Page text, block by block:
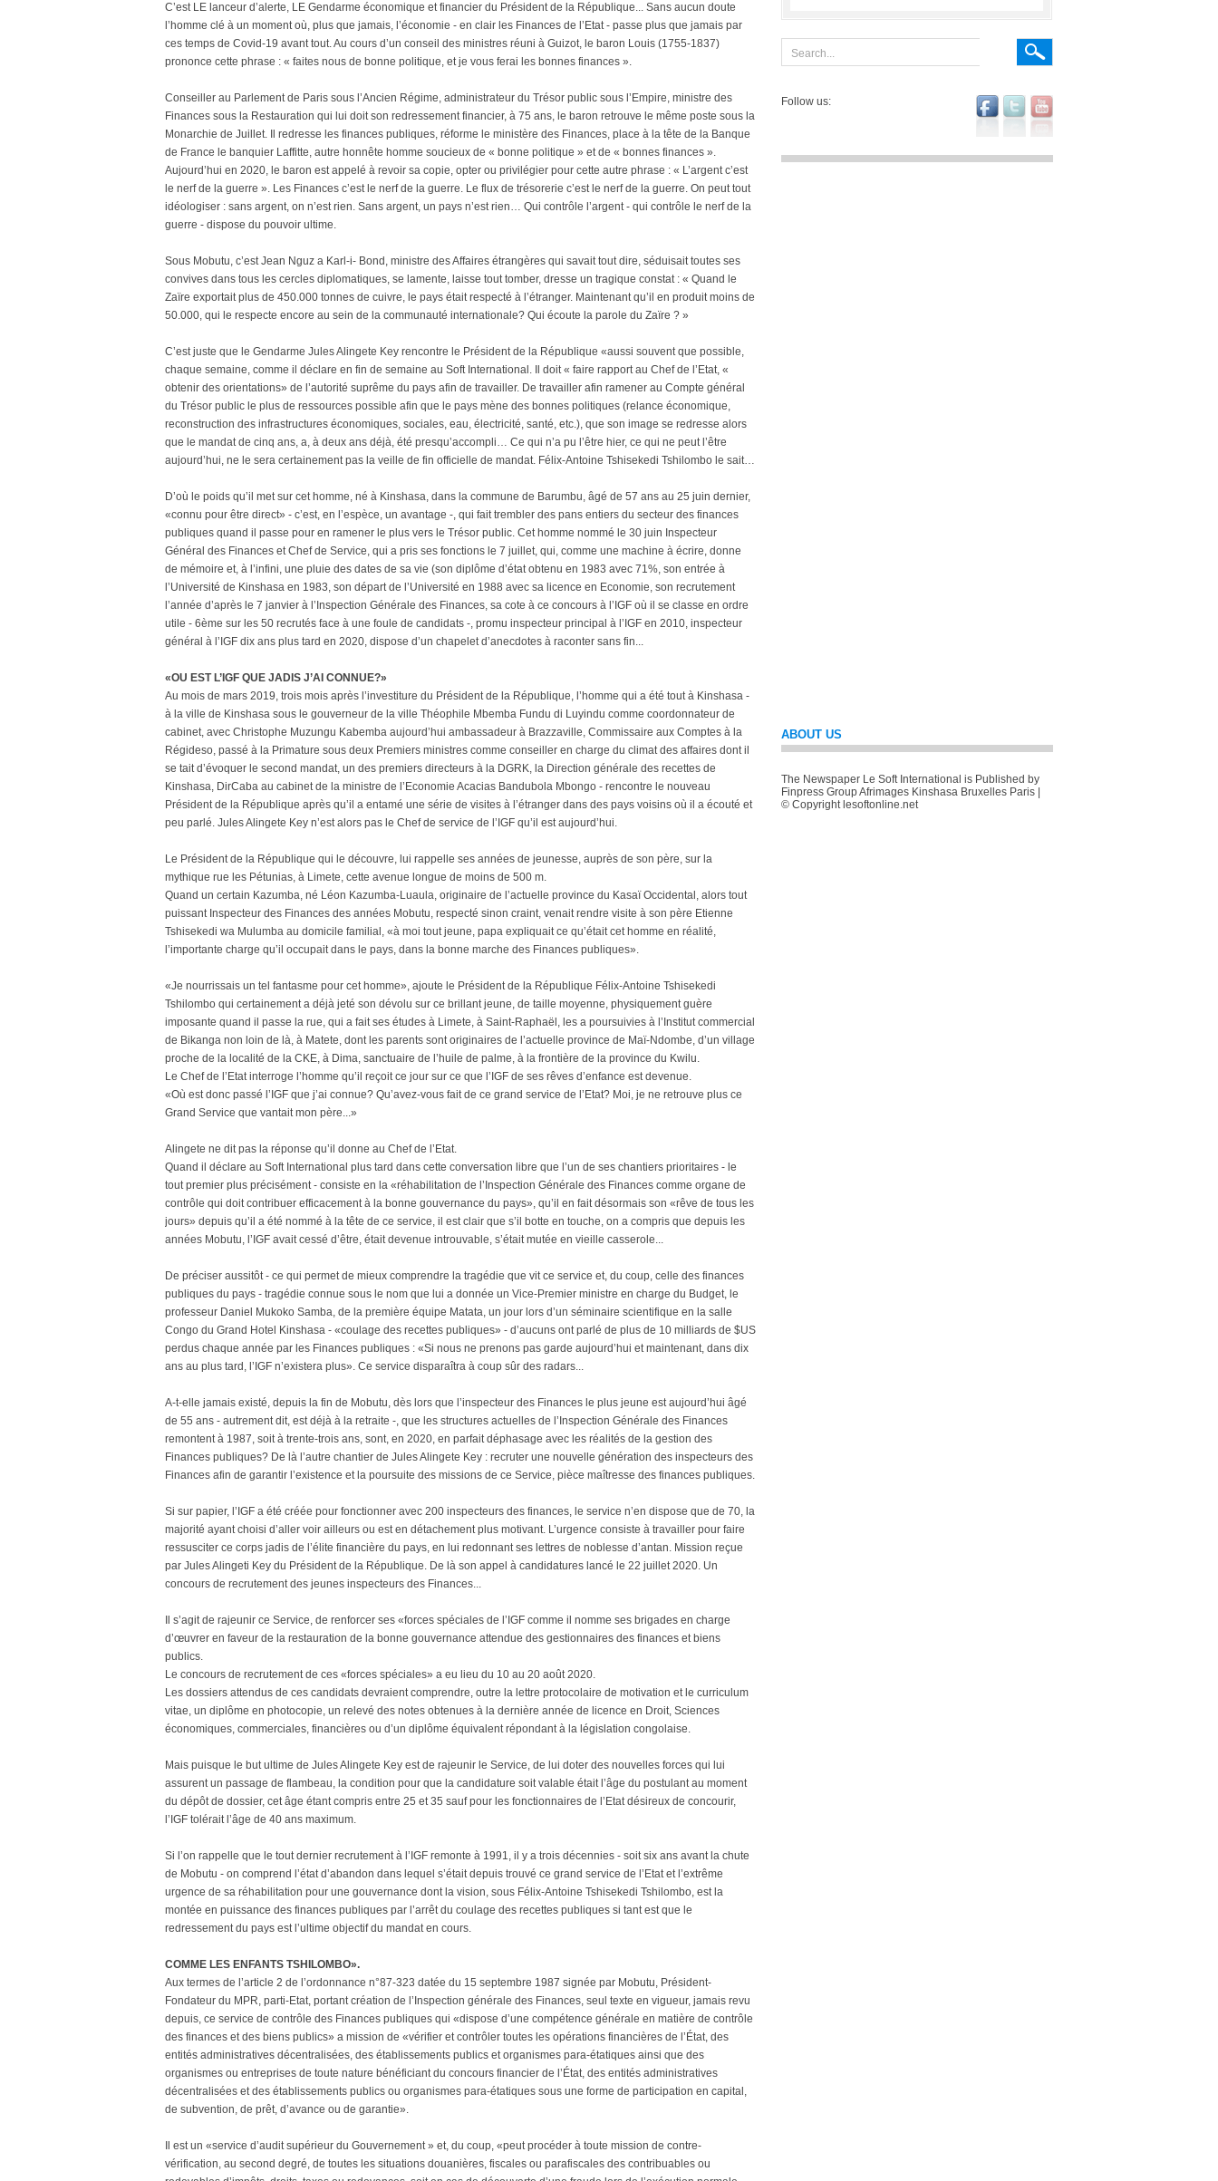
C’est LE lanceur d’alerte, LE Gendarme économique et financier du Président de la République... Sans aucun doute
l’homme clé à un moment où, plus que jamais, l’économie - en clair les Finances de l’Etat - passe plus que jamais par
ces temps de Covid-19 avant tout. Au cours d’un conseil des ministres réuni à Guizot, le baron Louis (1755-1837)
prononce cette phrase : « faites nous de bonne politique, et je vous ferai les bonnes finances ».
Conseiller au Parlement de Paris sous l’Ancien Régime, administrateur du Trésor public sous l’Empire, ministre des
Finances sous la Restauration qui lui doit son redressement financier, à 75 ans, le baron retrouve le même poste sous la
Monarchie de Juillet. Il redresse les finances publiques, réforme le ministère des Finances, place à la tête de la Banque
de France le banquier Laffitte, autre honnête homme soucieux de « bonne politique » et de « bonnes finances ».
Aujourd’hui en 2020, le baron est appelé à revoir sa copie, opter ou privilégier pour cette autre phrase : « L’argent c’est
le nerf de la guerre ». Les Finances c’est le nerf de la guerre. Le flux de trésorerie c’est le nerf de la guerre. On peut tout
idéologiser : sans argent, on n’est rien. Sans argent, un pays n’est rien… Qui contrôle l’argent - qui contrôle le nerf de la
guerre - dispose du pouvoir ultime.
Sous Mobutu, c’est Jean Nguz a Karl-i- Bond, ministre des Affaires étrangères qui savait tout dire, séduisait toutes ses
convives dans tous les cercles diplomatiques, se lamente, laisse tout tomber, dresse un tragique constat : « Quand le
Zaïre exportait plus de 450.000 tonnes de cuivre, le pays était respecté à l’étranger. Maintenant qu’il en produit moins de
50.000, qui le respecte encore au sein de la communauté internationale? Qui écoute la parole du Zaïre ? »
C’est juste que le Gendarme Jules Alingete Key rencontre le Président de la République «aussi souvent que possible,
chaque semaine, comme il déclare en fin de semaine au Soft International. Il doit « faire rapport au Chef de l’Etat, «
obtenir des orientations» de l’autorité suprême du pays afin de travailler. De travailler afin ramener au Compte général
du Trésor public le plus de ressources possible afin que le pays mène des bonnes politiques (relance économique,
reconstruction des infrastructures économiques, sociales, eau, électricité, santé, etc.), que son image se redresse alors
que le mandat de cinq ans, a, à deux ans déjà, été presqu’accompli… Ce qui n’a pu l’être hier, ce qui ne peut l’être
aujourd’hui, ne le sera certainement pas la veille de fin officielle de mandat. Félix-Antoine Tshisekedi Tshilombo le sait…
D’où le poids qu’il met sur cet homme, né à Kinshasa, dans la commune de Barumbu, âgé de 57 ans au 25 juin dernier,
«connu pour être direct» - c’est, en l’espèce, un avantage -, qui fait trembler des pans entiers du secteur des finances
publiques quand il passe pour en ramener le plus vers le Trésor public. Cet homme nommé le 30 juin Inspecteur
Général des Finances et Chef de Service, qui a pris ses fonctions le 7 juillet, qui, comme une machine à écrire, donne
de mémoire et, à l’infini, une pluie des dates de sa vie (son diplôme d’état obtenu en 1983 avec 71%, son entrée à
l’Université de Kinshasa en 1983, son départ de l’Université en 1988 avec sa licence en Economie, son recrutement
l’année d’après le 7 janvier à l’Inspection Générale des Finances, sa cote à ce concours à l’IGF où il se classe en ordre
utile - 6ème sur les 50 recrutés face à une foule de candidats -, promu inspecteur principal à l’IGF en 2010, inspecteur
général à l’IGF dix ans plus tard en 2020, dispose d’un chapelet d’anecdotes à raconter sans fin...
«OU EST L’IGF QUE JADIS J’AI CONNUE?»
Au mois de mars 2019, trois mois après l’investiture du Président de la République, l’homme qui a été tout à Kinshasa -
à la ville de Kinshasa sous le gouverneur de la ville Théophile Mbemba Fundu di Luyindu comme coordonnateur de
cabinet, avec Christophe Muzungu Kabemba aujourd’hui ambassadeur à Brazzaville, Commissaire aux Comptes à la
Régideso, passé à la Primature sous deux Premiers ministres comme conseiller en charge du climat des affaires dont il
se tait d’évoquer le second mandat, un des premiers directeurs à la DGRK, la Direction générale des recettes de
Kinshasa, DirCaba au cabinet de la ministre de l’Economie Acacias Bandubola Mbongo - rencontre le nouveau
Président de la République après qu’il a entamé une série de visites à l’étranger dans des pays voisins où il a écouté et
peu parlé. Jules Alingete Key n’est alors pas le Chef de service de l’IGF qu’il est aujourd’hui.
Le Président de la République qui le découvre, lui rappelle ses années de jeunesse, auprès de son père, sur la
mythique rue les Pétunias, à Limete, cette avenue longue de moins de 500 m.
Quand un certain Kazumba, né Léon Kazumba-Luaula, originaire de l’actuelle province du Kasaï Occidental, alors tout
puissant Inspecteur des Finances des années Mobutu, respecté sinon craint, venait rendre visite à son père Etienne
Tshisekedi wa Mulumba au domicile familial, «à moi tout jeune, papa expliquait ce qu’était cet homme en réalité,
l’importante charge qu’il occupait dans le pays, dans la bonne marche des Finances publiques».
«Je nourrissais un tel fantasme pour cet homme», ajoute le Président de la République Félix-Antoine Tshisekedi
Tshilombo qui certainement a déjà jeté son dévolu sur ce brillant jeune, de taille moyenne, physiquement guère
imposante quand il passe la rue, qui a fait ses études à Limete, à Saint-Raphaël, les a poursuivies à l’Institut commercial
de Bikanga non loin de là, à Matete, dont les parents sont originaires de l’actuelle province de Maï-Ndombe, d’un village
proche de la localité de la CKE, à Dima, sanctuaire de l’huile de palme, à la frontière de la province du Kwilu.
Le Chef de l’Etat interroge l’homme qu’il reçoit ce jour sur ce que l’IGF de ses rêves d’enfance est devenue.
«Où est donc passé l’IGF que j’ai connue? Qu’avez-vous fait de ce grand service de l’Etat? Moi, je ne retrouve plus ce
Grand Service que vantait mon père...»
Alingete ne dit pas la réponse qu’il donne au Chef de l’Etat.
Quand il déclare au Soft International plus tard dans cette conversation libre que l’un de ses chantiers prioritaires - le
tout premier plus précisément - consiste en la «réhabilitation de l’Inspection Générale des Finances comme organe de
contrôle qui doit contribuer efficacement à la bonne gouvernance du pays», qu’il en fait désormais son «rêve de tous les
jours» depuis qu’il a été nommé à la tête de ce service, il est clair que s’il botte en touche, on a compris que depuis les
années Mobutu, l’IGF avait cessé d’être, était devenue introuvable, s’était mutée en vieille casserole...
De préciser aussitôt - ce qui permet de mieux comprendre la tragédie que vit ce service et, du coup, celle des finances
publiques du pays - tragédie connue sous le nom que lui a donnée un Vice-Premier ministre en charge du Budget, le
professeur Daniel Mukoko Samba, de la première équipe Matata, un jour lors d’un séminaire scientifique en la salle
Congo du Grand Hotel Kinshasa - «coulage des recettes publiques» - d’aucuns ont parlé de plus de 10 milliards de $US
perdus chaque année par les Finances publiques : «Si nous ne prenons pas garde aujourd’hui et maintenant, dans dix
ans au plus tard, l’IGF n’existera plus». Ce service disparaîtra à coup sûr des radars...
A-t-elle jamais existé, depuis la fin de Mobutu, dès lors que l’inspecteur des Finances le plus jeune est aujourd’hui âgé
de 55 ans - autrement dit, est déjà à la retraite -, que les structures actuelles de l’Inspection Générale des Finances
remontent à 1987, soit à trente-trois ans, sont, en 2020, en parfait déphasage avec les réalités de la gestion des
Finances publiques? De là l’autre chantier de Jules Alingete Key : recruter une nouvelle génération des inspecteurs des
Finances afin de garantir l’existence et la poursuite des missions de ce Service, pièce maîtresse des finances publiques.
Si sur papier, l’IGF a été créée pour fonctionner avec 200 inspecteurs des finances, le service n’en dispose que de 70, la
majorité ayant choisi d’aller voir ailleurs ou est en détachement plus motivant. L’urgence consiste à travailler pour faire
ressusciter ce corps jadis de l’élite financière du pays, en lui redonnant ses lettres de noblesse d’antan. Mission reçue
par Jules Alingeti Key du Président de la République. De là son appel à candidatures lancé le 22 juillet 2020. Un
concours de recrutement des jeunes inspecteurs des Finances...
Il s’agit de rajeunir ce Service, de renforcer ses «forces spéciales de l’IGF comme il nomme ses brigades en charge
d’œuvrer en faveur de la restauration de la bonne gouvernance attendue des gestionnaires des finances et biens
publics.
Le concours de recrutement de ces «forces spéciales» a eu lieu du 10 au 20 août 2020.
Les dossiers attendus de ces candidats devraient comprendre, outre la lettre protocolaire de motivation et le curriculum
vitae, un diplôme en photocopie, un relevé des notes obtenues à la dernière année de licence en Droit, Sciences
économiques, commerciales, financières ou d’un diplôme équivalent répondant à la législation congolaise.
Mais puisque le but ultime de Jules Alingete Key est de rajeunir le Service, de lui doter des nouvelles forces qui lui
assurent un passage de flambeau, la condition pour que la candidature soit valable était l’âge du postulant au moment
du dépôt de dossier, cet âge étant compris entre 25 et 35 sauf pour les fonctionnaires de l’Etat désireux de concourir,
l’IGF tolérait l’âge de 40 ans maximum.
Si l’on rappelle que le tout dernier recrutement à l’IGF remonte à 1991, il y a trois décennies - soit six ans avant la chute
de Mobutu - on comprend l’état d’abandon dans lequel s’était depuis trouvé ce grand service de l’Etat et l’extrême
urgence de sa réhabilitation pour une gouvernance dont la vision, sous Félix-Antoine Tshisekedi Tshilombo, est la
montée en puissance des finances publiques par l’arrêt du coulage des recettes publiques si tant est que le
redressement du pays est l’ultime objectif du mandat en cours.
COMME LES ENFANTS TSHILOMBO».
Aux termes de l’article 2 de l’ordonnance n°87-323 datée du 15 septembre 1987 signée par Mobutu, Président-
Fondateur du MPR, parti-Etat, portant création de l’Inspection générale des Finances, seul texte en vigueur, jamais revu
depuis, ce service de contrôle des Finances publiques qui «dispose d’une compétence générale en matière de contrôle
des finances et des biens publics» a mission de «vérifier et contrôler toutes les opérations financières de l’État, des
entités administratives décentralisées, des établissements publics et organismes para-étatiques ainsi que des
organismes ou entreprises de toute nature bénéficiant du concours financier de l’État, des entités administratives
décentralisées et des établissements publics ou organismes para-étatiques sous une forme de participation en capital,
de subvention, de prêt, d’avance ou de garantie».
Il est un «service d’audit supérieur du Gouvernement » et, du coup, «peut procéder à toute mission de contre-
vérification, au second degré, de toutes les situations douanières, fiscales ou parafiscales des contribuables ou
Follow us:
ABOUT US
The Newspaper Le Soft International is Published by
Finpress Group Afrimages Kinshasa Bruxelles Paris |
© Copyright lesoftonline.net